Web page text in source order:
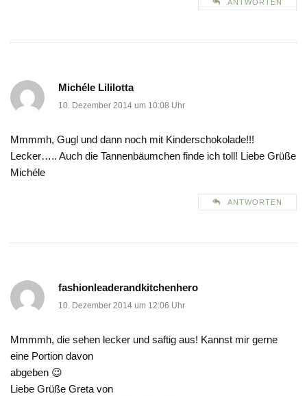
ANTWORTEN
Michéle Lililotta
10. Dezember 2014 um 10:08 Uhr
Mmmmh, Gugl und dann noch mit Kinderschokolade!!!
Lecker….. Auch die Tannenbäumchen finde ich toll! Liebe Grüße
Michéle
ANTWORTEN
fashionleaderandkitchenhero
10. Dezember 2014 um 12:06 Uhr
Mmmmh, die sehen lecker und saftig aus! Kannst mir gerne
eine Portion davon
abgeben 😉
Liebe Grüße Greta von